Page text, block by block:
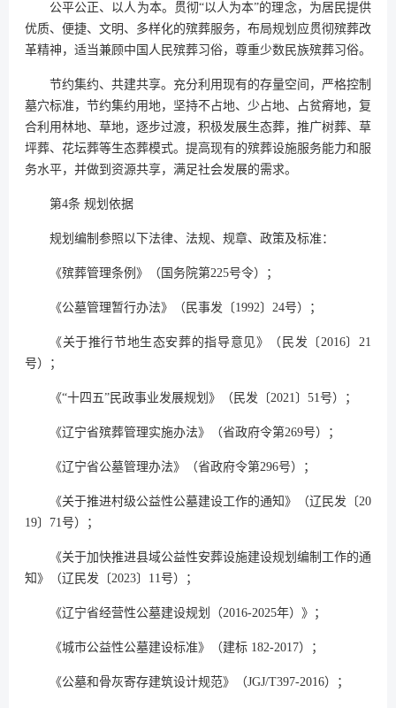
公平公正、以人为本。贯彻“以人为本”的理念，为居民提供
优质、便捷、文明、多样化的殡葬服务，布局规划应贯彻殡葬改
革精神，适当兼顾中国人民殡葬习俗，尊重少数民族殡葬习俗。
节约集约、共建共享。充分利用现有的存量空间，严格控制
墓穴标准，节约集约用地，坚持不占地、少占地、占贫瘠地，复
合利用林地、草地，逐步过渡，积极发展生态葬，推广树葬、草
坪葬、花坛葬等生态葬模式。提高现有的殡葬设施服务能力和服
务水平，并做到资源共享，满足社会发展的需求。
第4条 规划依据
规划编制参照以下法律、法规、规章、政策及标准：
《殡葬管理条例》（国务院第225号令）；
《公墓管理暂行办法》（民事发〔1992〕24号）；
《关于推行节地生态安葬的指导意见》（民发〔2016〕21
号）；
《“十四五”民政事业发展规划》（民发〔2021〕51号）；
《辽宁省殡葬管理实施办法》（省政府令第269号）；
《辽宁省公墓管理办法》（省政府令第296号）；
《关于推进村级公益性公墓建设工作的通知》（辽民发〔20
19〕71号）；
《关于加快推进县域公益性安葬设施建设规划编制工作的通
知》（辽民发〔2023〕11号）；
《辽宁省经营性公墓建设规划（2016-2025年）》；
《城市公益性公墓建设标准》（建标 182-2017）；
《公墓和骨灰寄存建筑设计规范》（JGJ/T397-2016）；